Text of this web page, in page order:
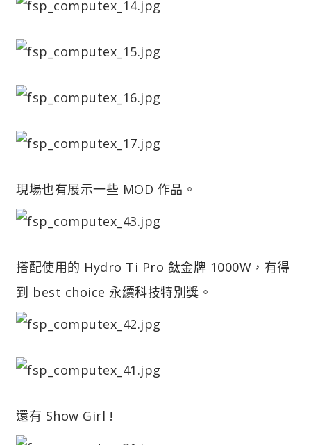
現場也有展示一些 MOD 作品。
搭配使用的 Hydro Ti Pro 鈦金牌 1000W，有得
到 best choice 永續科技特別獎。
還有 Show Girl !